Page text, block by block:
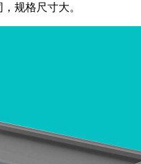
规格尺寸大。